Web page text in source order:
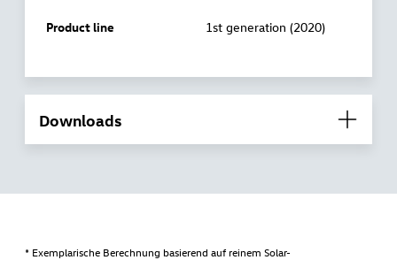
Product line 1st generation (2020)
Downloads
* Exemplarische Berechnung basierend auf reinem Solar-